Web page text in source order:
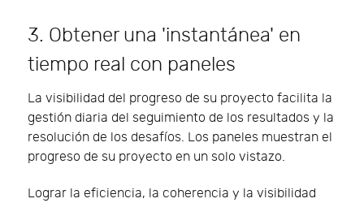
3. Obtener una 'instantánea' en
tiempo real con paneles
La visibilidad del progreso de su proyecto facilita la
gestión diaria del seguimiento de los resultados y la
resolución de los desafíos. Los paneles muestran el
progreso de su proyecto en un solo vistazo.
Lograr la eficiencia, la coherencia y la visibilidad